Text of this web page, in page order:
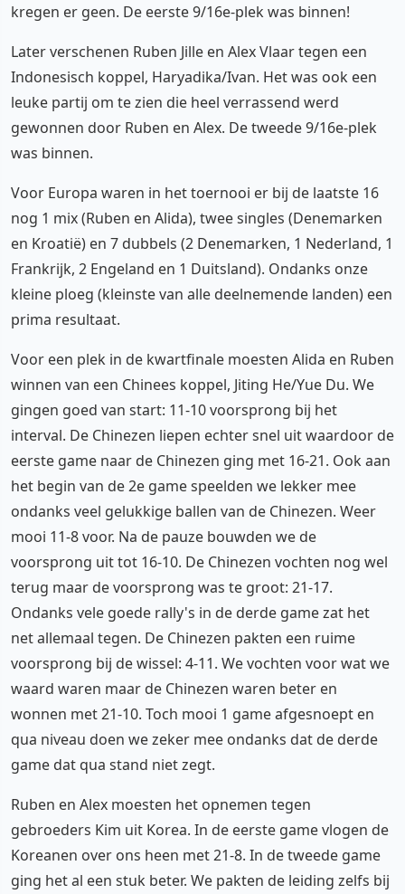
kregen er geen. De eerste 9/16e-plek was binnen!
Later verschenen Ruben Jille en Alex Vlaar tegen een
Indonesisch koppel, Haryadika/Ivan. Het was ook een
leuke partij om te zien die heel verrassend werd
gewonnen door Ruben en Alex. De tweede 9/16e-plek
was binnen.
Voor Europa waren in het toernooi er bij de laatste 16
nog 1 mix (Ruben en Alida), twee singles (Denemarken
en Kroatië) en 7 dubbels (2 Denemarken, 1 Nederland, 1
Frankrijk, 2 Engeland en 1 Duitsland). Ondanks onze
kleine ploeg (kleinste van alle deelnemende landen) een
prima resultaat.
Voor een plek in de kwartfinale moesten Alida en Ruben
winnen van een Chinees koppel, Jiting He/Yue Du. We
gingen goed van start: 11-10 voorsprong bij het
interval. De Chinezen liepen echter snel uit waardoor de
eerste game naar de Chinezen ging met 16-21. Ook aan
het begin van de 2e game speelden we lekker mee
ondanks veel gelukkige ballen van de Chinezen. Weer
mooi 11-8 voor. Na de pauze bouwden we de
voorsprong uit tot 16-10. De Chinezen vochten nog wel
terug maar de voorsprong was te groot: 21-17.
Ondanks vele goede rally's in de derde game zat het
net allemaal tegen. De Chinezen pakten een ruime
voorsprong bij de wissel: 4-11. We vochten voor wat we
waard waren maar de Chinezen waren beter en
wonnen met 21-10. Toch mooi 1 game afgesnoept en
qua niveau doen we zeker mee ondanks dat de derde
game dat qua stand niet zegt.
Ruben en Alex moesten het opnemen tegen
gebroeders Kim uit Korea. In de eerste game vlogen de
Koreanen over ons heen met 21-8. In de tweede game
ging het al een stuk beter. We pakten de leiding zelfs bij